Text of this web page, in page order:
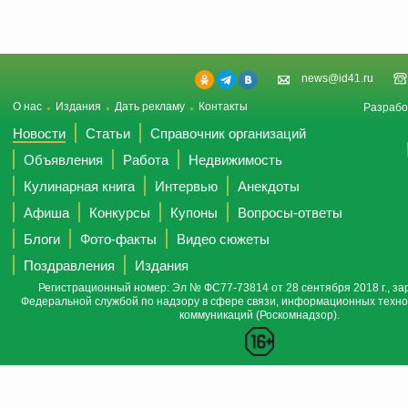
news@id41.ru
О нас Издания Дать рекламу Контакты
Новости Статьи
Справочник организаций
Объявления
Работа
Недвижимость
Кулинарная книга
Интервью
Анекдоты
Афиша
Конкурсы Купоны
Вопросы-ответы
Блоги
Фото-факты
Видео сюжеты
Поздравления
Издания
Регистрационный номер: Эл № ФС77-73814 от 28 сентября 2018 г.,
Федеральной службой по надзору в сфере связи, информационных
коммуникаций (Роскомнадзор).